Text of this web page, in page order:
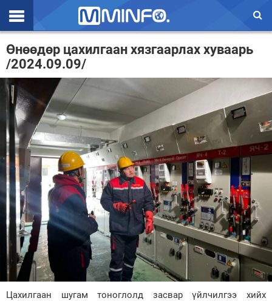
Эхлэл
Цаг агаар
Валют ханш
Улс төр
Эдийн засаг
Үзэл бодол
Спорт
Нийгэм
Дэлхий
Энтертайнмэнт
Зурхай
Өнөөдөр цахилгаан хязгаарлах хуваарь
/2024.09.09/
Цахилгаан шугам тоноглолд засвар үйлчилгээ хийх